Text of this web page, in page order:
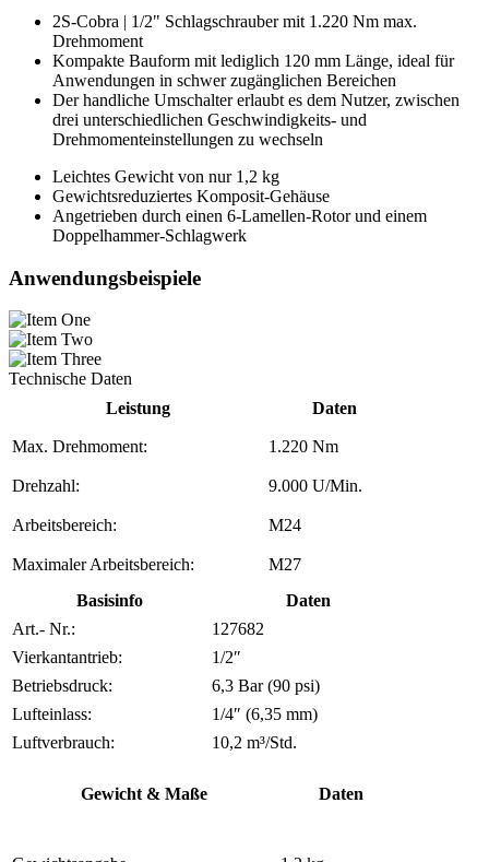
2S-Cobra | 1/2" Schlagschrauber mit 1.220 Nm max.
Drehmoment
Kompakte Bauform mit lediglich 120 mm Länge, ideal für
Anwendungen in schwer zugänglichen Bereichen
Der handliche Umschalter erlaubt es dem Nutzer, zwischen
drei unterschiedlichen Geschwindigkeits- und
Drehmomenteinstellungen zu wechseln
Leichtes Gewicht von nur 1,2 kg
Gewichtsreduziertes Komposit-Gehäuse
Angetrieben durch einen 6-Lamellen-Rotor und einem
Doppelhammer-Schlagwerk
Anwendungsbeispiele
Technische Daten
Leistung
Daten
Max. Drehmoment: 1.220 Nm
Drehzahl: 9.000 U/Min.
Arbeitsbereich: M24
Maximaler Arbeitsbereich:
M27
Basisinfo
Daten
Art.- Nr.:
127682
Vierkantantrieb:
1/2″
Betriebsdruck:
6,3 Bar (90 psi)
Lufteinlass:
1/4″ (6,35 mm)
Luftverbrauch:
10,2 m³/Std.
Gewicht & Maße Daten